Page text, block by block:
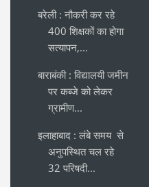
बरेली : नौकरी कर रहे
400 शिक्षकों का होगा
सत्यापन,...
बाराबंकी : विद्यालयी जमीन
पर कब्जे को लेकर
ग्रामीण...
इलाहाबाद : लंबे समय से
अनुपस्थित चल रहे
32 परिषदी...